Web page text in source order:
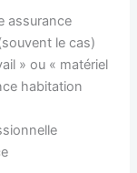
assurance
le cas)
» ou « matériel
habitation